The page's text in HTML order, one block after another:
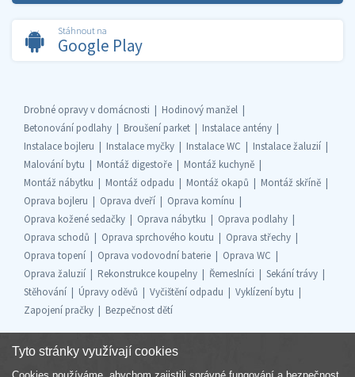
Stáhnout na
Google Play
Drobné opravy v domácnosti
Hodinový manžel
Betonování podlahy
Broušení parket
Instalace antény
Instalace bojleru
Instalace myčky Instalace WC
Instalace žaluzií
Malování bytu
Montáž digestoře
Montáž kuchyně
Montáž nábytku
Montáž odpadu Montáž okapů
Montáž skříně
Oprava bojleru
Oprava dveří
Oprava komínu
Oprava kožené sedačky
Oprava nábytku
Oprava podlahy
Oprava schodů
Oprava sprchového koutu
Oprava střechy
Oprava topení
Oprava vodovodní baterie
Oprava WC
Oprava žaluzií
Rekonstrukce koupelny Řemeslníci
Sekání trávy
Stěhování
Úpravy oděvů Vyčištění odpadu
Vyklízení bytu
Zapojení pračky
Bezpečnost dětí
Tyto stránky využívají cookies